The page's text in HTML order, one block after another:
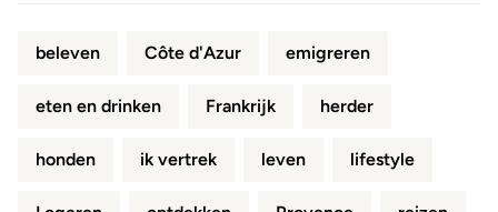
beleven Côte d'Azur emigreren
eten en drinken Frankrijk herder
honden ik vertrek leven lifestyle